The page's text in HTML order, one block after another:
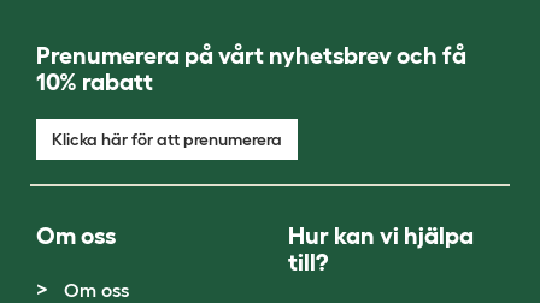
Prenumerera på vårt nyhetsbrev och få
10% rabatt
Klicka här för att prenumerera
Om oss
Om oss
Hur kan vi hjälpa
till?